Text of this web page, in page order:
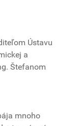
Ústavu
a
Štefanom
mnoho